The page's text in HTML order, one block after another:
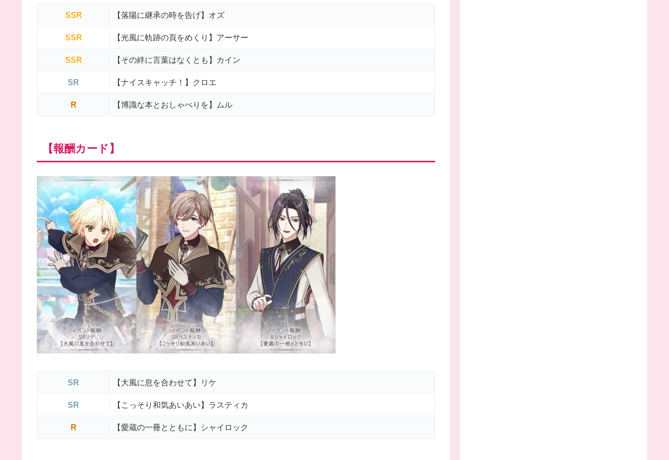
SSR 【落陽に継承の時を告げ】オズ
SSR 【光風に軌跡の頁をめくり】アーサー
SSR 【その絆に言葉はなくとも】カイン
SR 【ナイスキャッチ！】クロエ
R 【博識な本とおしゃべりを】ムル
【報酬カード】
SR 【大風に息を合わせて】リケ
SR 【こっそり和気あいあい】ラスティカ
R 【愛蔵の一冊とともに】シャイロック